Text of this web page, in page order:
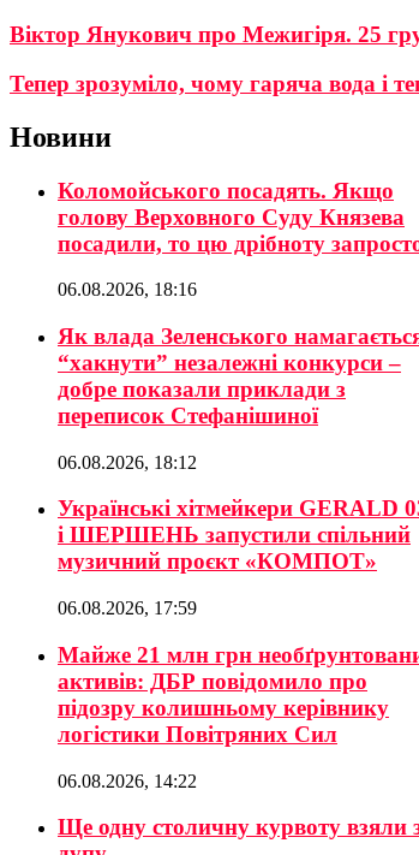
Віктор Янукович про Межигіря. 25
Тепер зрозуміло, чому гаряча вода і
Новини
Коломойського посадять. Якщо
голову Верховного Суду Князева
посадили, то цю дрібноту
06.08.2026, 18:16
Як влада Зеленського
“хакнути” незалежні конкурси –
добре показали приклади з
переписок Стефанішиної
06.08.2026, 18:12
Українські хітмейкери GERALD
і ШЕРШЕНЬ запустили спільний
музичний проєкт «КОМПОТ»
06.08.2026, 17:59
Майже 21 млн грн
активів: ДБР повідомило про
підозру колишньому керівнику
логістики Повітряних Сил
06.08.2026, 14:22
Ще одну столичну курвоту взяли